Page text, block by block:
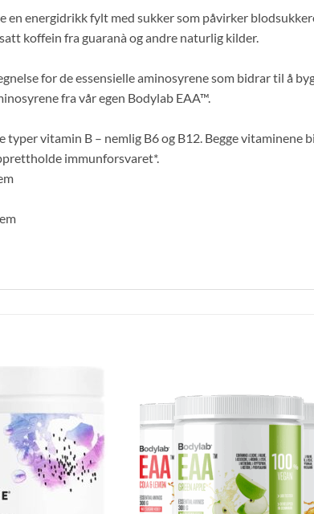
en energidrikk fylt med sukker som påvirker
koffein fra guaranà og andre naturlig kilder.
for de essensielle aminosyrene som bidrar til å
fra vår egen Bodylab EAA™.
typer vitamin B – nemlig B6 og B12. Begge vitaminene
immunforsvaret*.